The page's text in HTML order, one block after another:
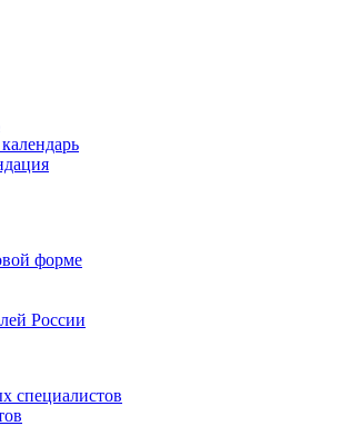
форме
России
специалистов